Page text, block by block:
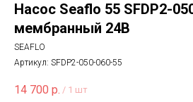
Насос Seaflo 55 SFDP2-
мембранный 24В
SEAFLO
Артикул: SFDP2-050-060-55
14 700 р. / 1 шт